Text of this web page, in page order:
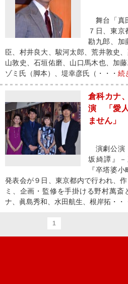
舞台「真
７日、東
勘九郎、加
臣、村井良大、駿河太郎、荒井敦史
山敦史、石垣佑磨、山口馬木也、加
ゾミ氏（脚本）、堤幸彦氏（・・・ 続
倉科カナ
演 「愛人
ません」
演劇公演
坂綺譚』
『卒塔婆
発表会が９日、東京都内で行われ、
ミ、企画・監修を手掛ける野村萬斎
ナ、眞島秀和、水田航生、根岸拓・・
1